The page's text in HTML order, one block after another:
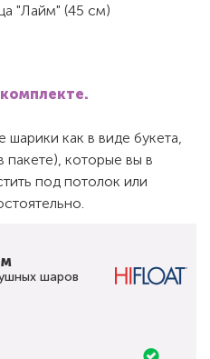
"Лайм" (45 см)
как в виде букета,
пакете), которые вы в
под потолок или
шаров